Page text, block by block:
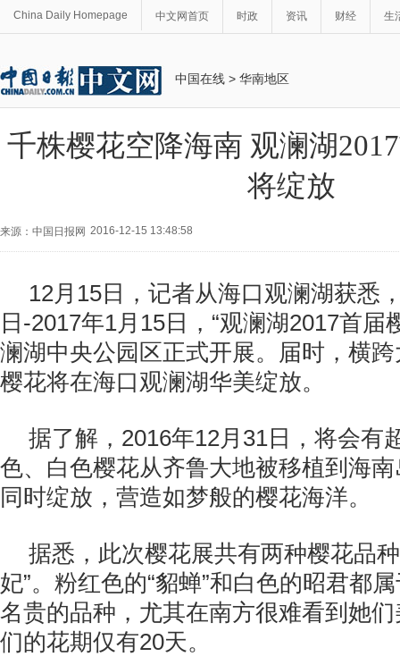
China Daily Homepage 中文网首页 时政 资讯 财经 生
中国在线 > 华南地区
千株樱花空降海南 观澜湖
将绽放
来源：中国日报网 2016-12-15 13:48:58
12月15日，记者从海口观澜湖获悉
日-2017年1月15日，“观澜湖2017首届
澜湖中央公园区正式开展。届时，横
樱花将在海口观澜湖华美绽放。
据了解，2016年12月31日，将会有
色、白色樱花从齐鲁大地被移植到海
同时绽放，营造如梦般的樱花海洋。
据悉，此次樱花展共有两种樱花品
妃”。粉红色的“貂蝉”和白色的昭君都
名贵的品种，尤其在南方很难看到她
们的花期仅有20天。